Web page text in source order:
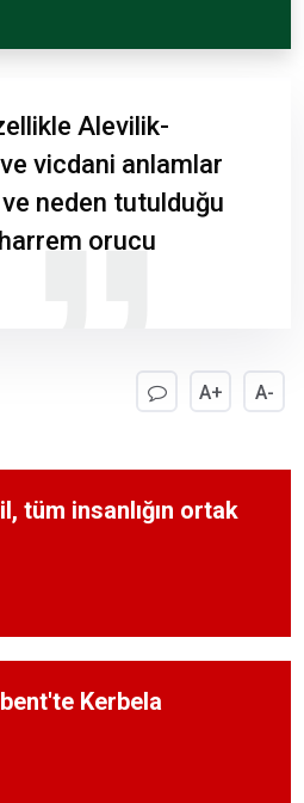
Alevilik-
vicdani anlamlar
neden tutulduğu
orucu
A+ A-
tüm insanlığın ortak
Kerbela